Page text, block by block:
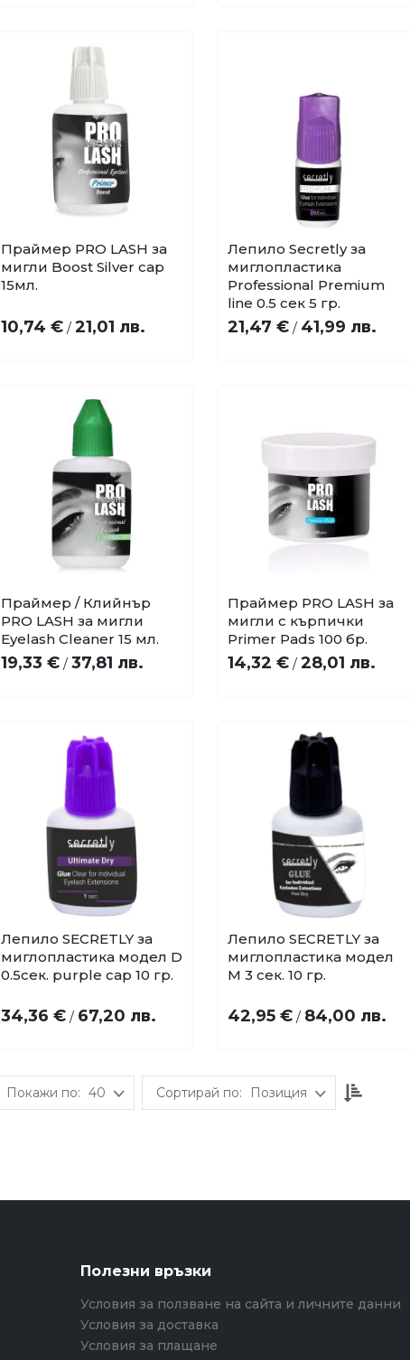
Добави
в
Праймер PRO LASH за
мигли Boost Silver cap
15мл.
10,74 € / 21,01 лв.
Добави
в
любими
Лепило Secretly за
миглопластика
Professional Premium
line 0.5 сек 5 гр.
21,47 € / 41,99 лв.
Добави
в
любими
Праймер / Клийнър
PRO LASH за мигли
Eyelash Cleaner 15 мл.
19,33 € / 37,81 лв.
в
любими
Праймер PRO LASH за
мигли с кърпички
Primer Pads 100 бр.
14,32 € / 28,01 лв.
в
любими
Лепило SECRETLY за
миглопластика модел D
0.5сек. purple cap 10 гр.
34,36 € / 67,20 лв.
в
Купи
Лепило SECRETLY за
миглопластика модел
М 3 сек. 10 гр.
42,95 € / 84,00 лв.
40 Позиция
Настрой
Полезни връзки
Условия за ползване на сайта и личните данни
Условия за доставка
Условия за плащане